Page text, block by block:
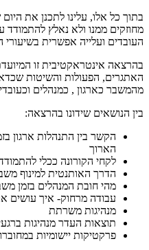
בתוך כל אלו, עלינו לתכנן את
מחוזקים ממנו ולא נאלץ
העובדים ועלייה אפשרית בשיעורי
בהרצאה אינטראקטיבית זו
האתגרים, הפעולות והשיטות
מהמשבר כארגון , כמנהלים
בין הנושאים שידונו בהרצאה:
הקשר בין התנהלות ארגון
הארוך
לקחי הקורונה ככלי
הדרך האותנטית למינוף
מהי חובת המנהלים בזמן
עבודה מרחוק- איך עושים
מנהיגות משרתת
תוצאות העדר מנהיגות
פרקטיקות יישומיות